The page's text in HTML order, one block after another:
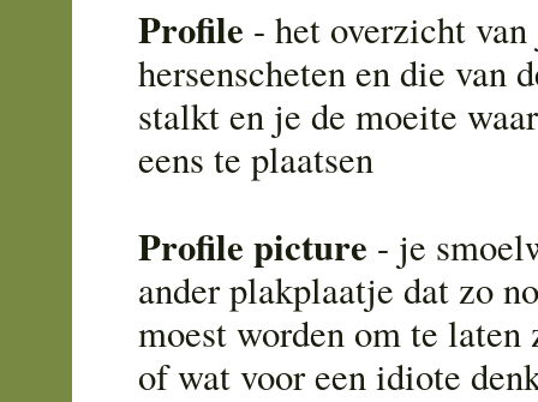
Profile - het overzicht
hersenscheten en die van
stalkt en je de moeite
eens te plaatsen
Profile picture - je
ander plakplaatje dat zo
moest worden om te
of wat voor een idiote